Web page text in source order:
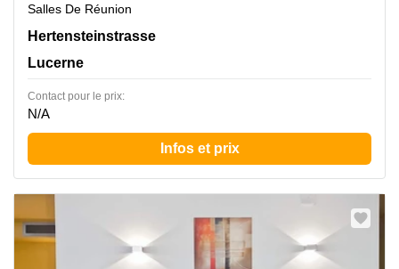
Salles De Réunion
Hertensteinstrasse 51, Lucerne
Hertensteinstrasse
Lucerne
Contact pour le prix:
N/A
Infos et prix